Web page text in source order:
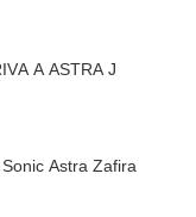
А АSТRА J
Аstrа Zаfirа